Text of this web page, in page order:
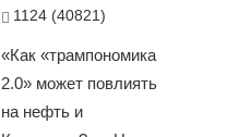
1124 (40821)
«Как «трампономика
2.0» может повлиять
на нефть и